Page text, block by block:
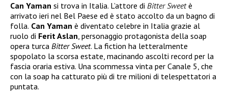
Can Yaman si trova in Italia. L’attore di Bitter Sweetè
arrivato ieri nel Bel Paese ed è stato accolto da un bagno di
folla. Can Yaman è diventato celebre in Italia grazie al
ruolo di Ferit Aslan, personaggio protagonista della soap
opera turca Bitter Sweet. La fiction ha letteralmente
spopolato la scorsa estate, macinando ascolti record per la
fascia oraria estiva. Una scommessa vinta per Canale 5, che
con la soap ha catturato più di tre milioni di telespettatori a
puntata.